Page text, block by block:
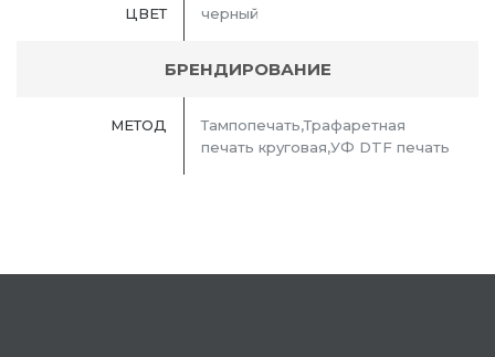
ЦВЕТ черный
БРЕНДИРОВАНИЕ
МЕТОД
Тампопечать,Трафаретная
печать круговая,УФ DTF печать